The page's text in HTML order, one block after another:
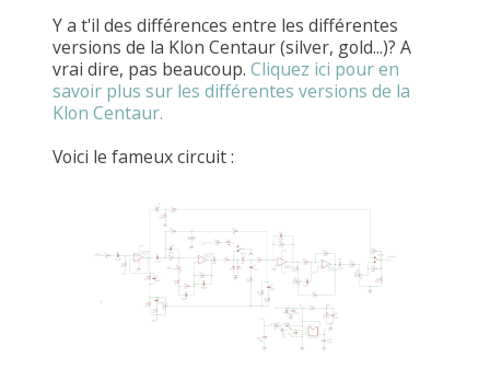
Y a t'il des différences entre les différentes
versions de la Klon Centaur (silver, gold...)? A
vrai dire, pas beaucoup. Cliquez ici pour en
savoir plus sur les différentes versions de la
Klon Centaur.
Voici le fameux circuit :